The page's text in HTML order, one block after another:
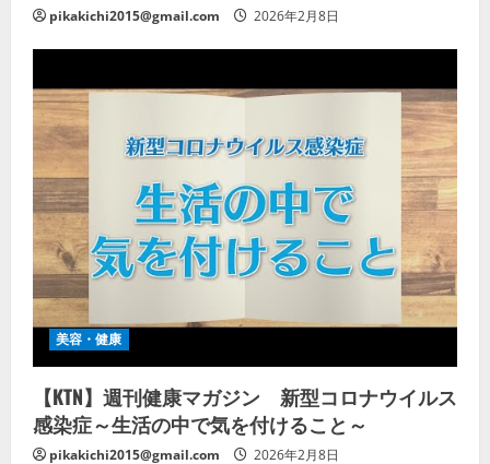
pikakichi2015@gmail.com 2026年2月8日
美容・健康
【KTN】週刊健康マガジン 新型コロナウイルス
感染症～生活の中で気を付けること～
pikakichi2015@gmail.com 2026年2月8日